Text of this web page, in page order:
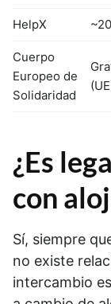
HelpX
Cuerpo
Europeo de
Solidaridad
¿Es
con
Sí, siempre
no existe
intercambio